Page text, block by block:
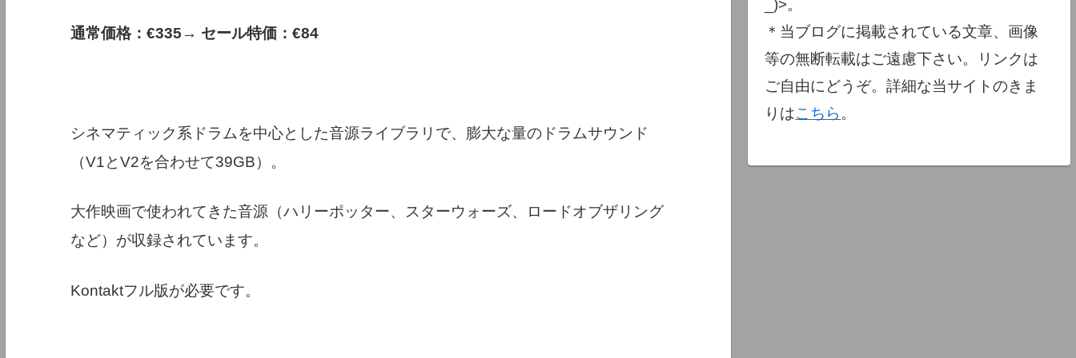
通常価格：€335→ セール特価：€84
シネマティック系ドラムを中心とした音源ライブラリで、膨大な量のドラムサウンド
（V1とV2を合わせて39GB）。
大作映画で使われてきた音源（ハリーポッター、スターウォーズ、ロードオブザリング
など）が収録されています。
Kontaktフル版が必要です。
_)>。
＊当ブログに掲載されている文章、画像
等の無断転載はご遠慮下さい。リンクは
ご自由にどうぞ。詳細な当サイトのきま
りはこちら 。